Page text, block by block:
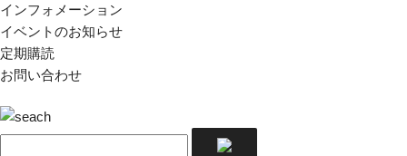
インフォメーション
イベントのお知らせ
定期購読
お問い合わせ